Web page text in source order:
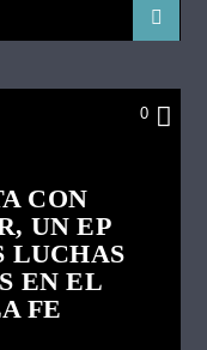
0
CON
UN EP
LUCHAS
EN EL
FE